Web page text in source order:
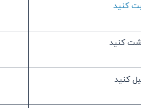
کنید
کنید
کنید